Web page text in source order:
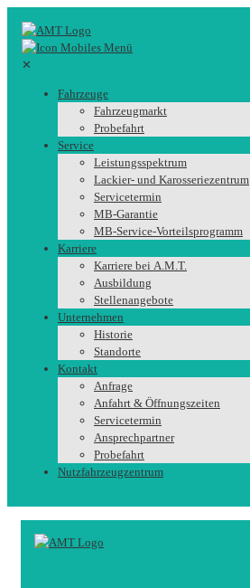
✕
Fahrzeuge
Fahrzeugmarkt
Probefahrt
Service
Leistungsspektrum
Lackier- und Karosseriezentrum
Servicetermin
MB-Garantie
MB-Service-Vorteilsprogramm
Karriere
Karriere bei A.M.T.
Ausbildung
Stellenangebote
Unternehmen
Historie
Standorte
Kontakt
Anfrage
Anfahrt & Öffnungszeiten
Servicetermin
Ansprechpartner
Probefahrt
Nutzfahrzeugzentrum